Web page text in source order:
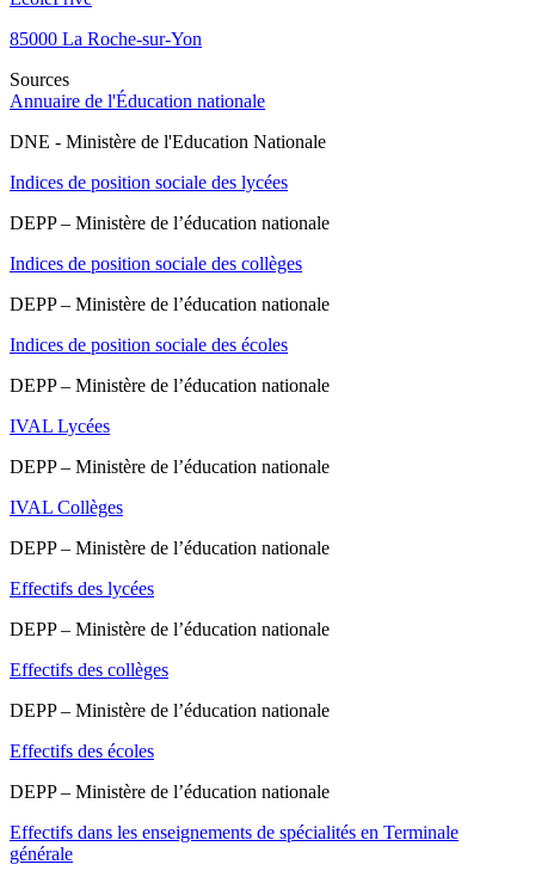
85000 La Roche-sur-Yon
Sources
Annuaire de l'Éducation nationale
DNE - Ministère de l'Education Nationale
Indices de position sociale des lycées
DEPP – Ministère de l’éducation nationale
Indices de position sociale des collèges
DEPP – Ministère de l’éducation nationale
Indices de position sociale des écoles
DEPP – Ministère de l’éducation nationale
IVAL Lycées
DEPP – Ministère de l’éducation nationale
IVAL Collèges
DEPP – Ministère de l’éducation nationale
Effectifs des lycées
DEPP – Ministère de l’éducation nationale
Effectifs des collèges
DEPP – Ministère de l’éducation nationale
Effectifs des écoles
DEPP – Ministère de l’éducation nationale
Effectifs dans les enseignements de spécialités en Terminale
générale